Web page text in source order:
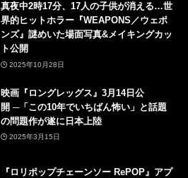
真夜中2時17分、17人の子供が消える…世
界的ヒットホラー『WEAPONS／ウェポ
ンズ』謎めいた場面写真&メイキングカッ
ト公開
2025年10月28日
映画『ロングレッグス』3月14日公
開 ─「この10年でいちばん怖い」と話題
の問題作が遂に日本上陸
2025年3月15日
『ロリポップチェーンソー RePOP』アプ